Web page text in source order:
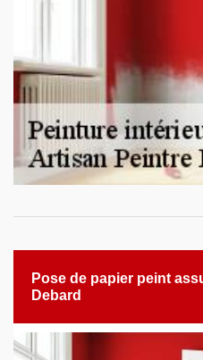
Pose de papier peint
Debard